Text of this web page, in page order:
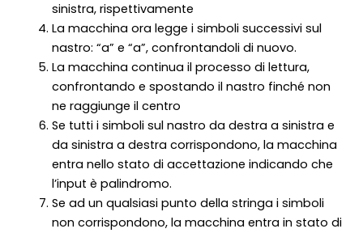
sinistra, rispettivamente
La macchina ora legge i simboli successivi sul
nastro: “a” e “a”, confrontandoli di nuovo.
La macchina continua il processo di lettura,
confrontando e spostando il nastro finché non
ne raggiunge il centro
Se tutti i simboli sul nastro da destra a sinistra e
da sinistra a destra corrispondono, la macchina
entra nello stato di accettazione indicando che
l’input è palindromo.
Se ad un qualsiasi punto della stringa i simboli
non corrispondono, la macchina entra in stato di